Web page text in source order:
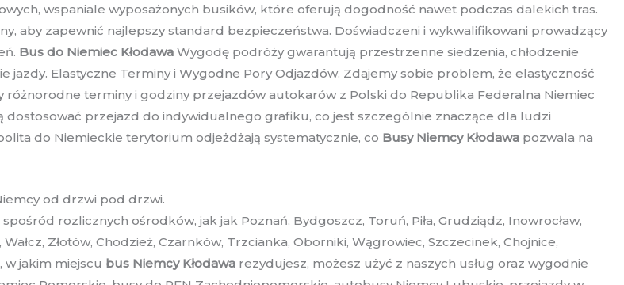
wspaniale wyposażonych busików, które oferują dogodność nawet podczas dalekich tras.
aby zapewnić najlepszy standard bezpieczeństwa. Doświadczeni i wykwalifikowani prowadzący
Bus do Niemiec Kłodawa Wygodę podróży gwarantują przestrzenne siedzenia, chłodzenie
Elastyczne Terminy i Wygodne Pory Odjazdów. Zdajemy sobie problem, że elastyczność
terminy i godziny przejazdów autokarów z Polski do Republika Federalna Niemiec
dostosować przejazd do indywidualnego grafiku, co jest szczególnie znaczące dla ludzi
do Niemieckie terytorium odjeżdżają systematycznie, co Busy Niemcy Kłodawa pozwala na
od drzwi pod drzwi.
rozlicznych ośrodków, jak jak Poznań, Bydgoszcz, Toruń, Piła, Grudziądz, Inowrocław,
Złotów, Chodzież, Czarnków, Trzcianka, Oborniki, Wągrowiec, Szczecinek, Chojnice,
w jakim miejscu bus Niemcy Kłodawa rezydujesz, możesz użyć z naszych usług oraz wygodnie